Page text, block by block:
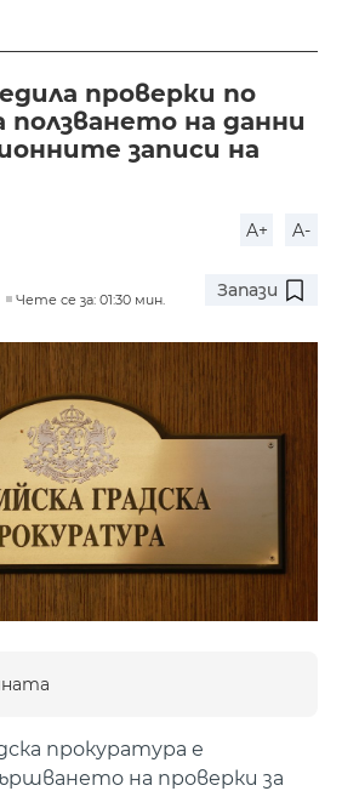
проверки по
ползването на данни
записи на
A+ A-
Чете се за: 01:30 мин. Запази
прокуратура е
на проверки за